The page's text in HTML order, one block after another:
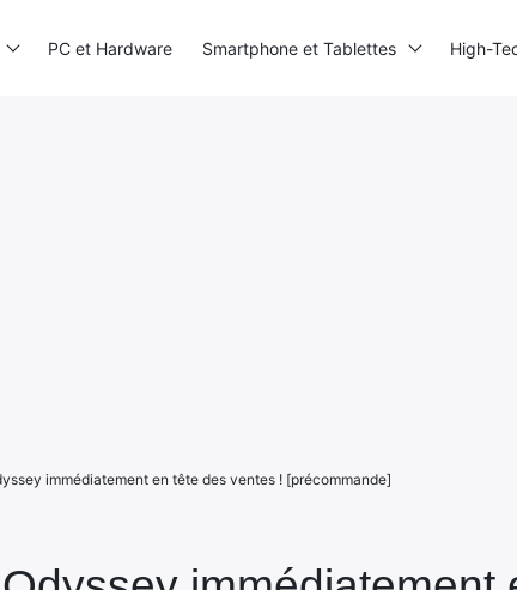
immédiatement en tête des ventes ! [précommande]
PC et Hardware Smartphone et Tablettes High-